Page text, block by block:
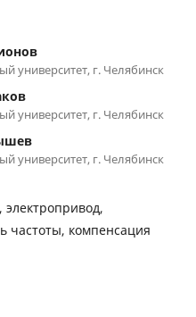
университет, г. Челябинск
университет, г. Челябинск
университет, г. Челябинск
электропривод,
частоты, компенсация